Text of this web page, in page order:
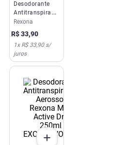
Desodorante
Antitranspirante
Creme Rexona
Clinical Classic
96h 58g
Rexona
R$33,90
1x R$ 33,90s/
juros
EXCLUSIVO SITE E APP